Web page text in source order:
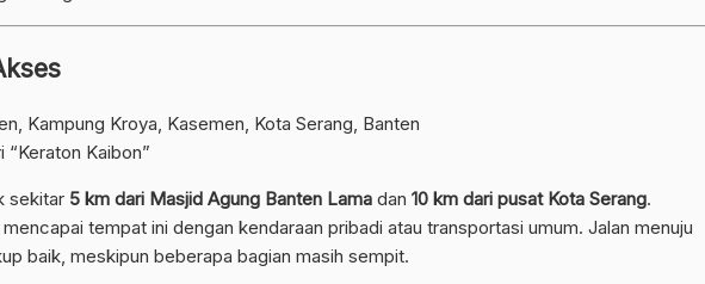
Kampung Kroya, Kasemen, Kota Serang, Banten
“Keraton Kaibon”
sekitar 5 km dari Masjid Agung Banten Lama dan 10 km dari pusat Kota Serang.
tempat ini dengan kendaraan pribadi atau transportasi umum. Jalan menuju
baik, meskipun beberapa bagian masih sempit.